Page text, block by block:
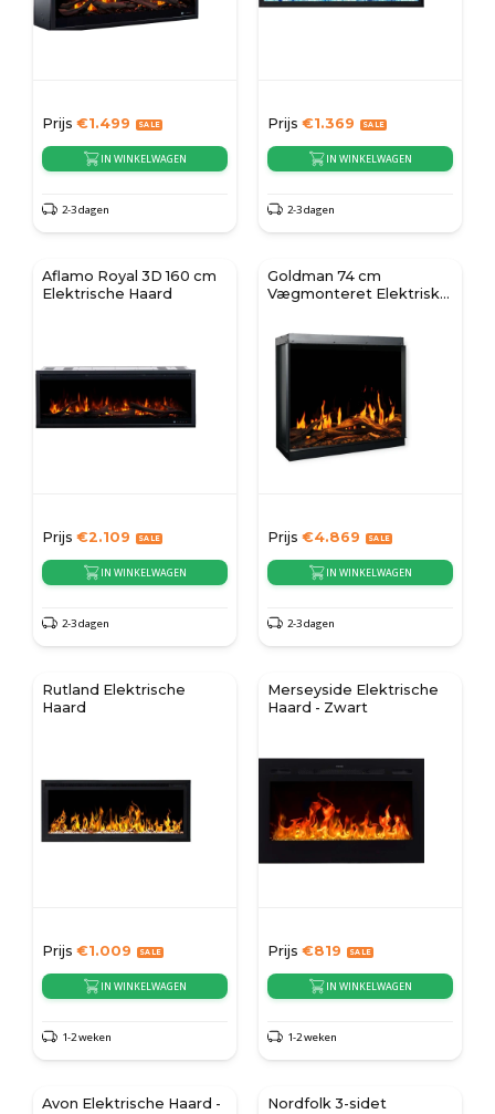
Prijs €1.499
IN WINKELWAGEN
2-3 dagen
Prijs €1.369
IN WINKELWAGEN
2-3 dagen
Aflamo Royal 3D 160 cm
Elektrische Haard
Prijs €2.109
IN WINKELWAGEN
2-3 dagen
Goldman 74 cm
Vægmonteret Elektrisk
Prijs €4.869
IN WINKELWAGEN
2-3 dagen
Rutland Elektrische
Haard
Prijs €1.009
IN WINKELWAGEN
1-2 weken
Merseyside Elektrische
Haard - Zwart
Prijs €819
IN WINKELWAGEN
1-2 weken
Avon Elektrische Haard -
Nordfolk 3-sidet